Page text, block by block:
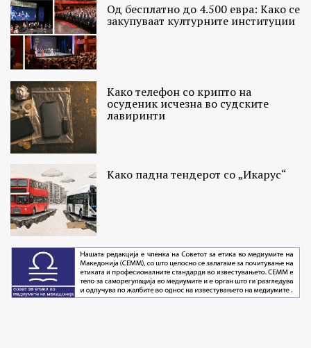
Од бесплатно до 4.500 евра: Како се
закупуваат културните институции
Како телефон со крипто на
осуденик исчезна во судските
лавиринти
Како падна тендерот со „Икарус“